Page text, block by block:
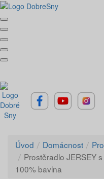
Úvod Domácnost
Prostěradlo JERSEY
100% bavlna